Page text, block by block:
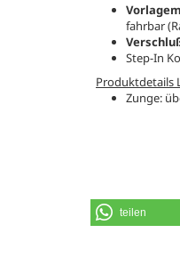
fahrbar
Step-In
Produktdetails
Zunge:
teilen